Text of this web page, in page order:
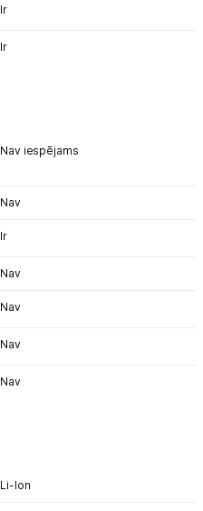
Ir
Ir
Nav iespējams
Nav
Ir
Nav
Nav
Nav
Nav
Li-lon